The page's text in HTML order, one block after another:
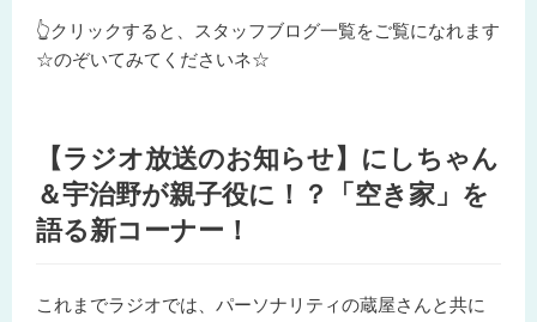
👆クリックすると、スタッフブログ一覧をご覧になれます
☆のぞいてみてくださいネ☆
【ラジオ放送のお知らせ】にしちゃん
＆宇治野が親子役に！？「空き家」を
語る新コーナー！
これまでラジオでは、パーソナリティの蔵屋さんと共に